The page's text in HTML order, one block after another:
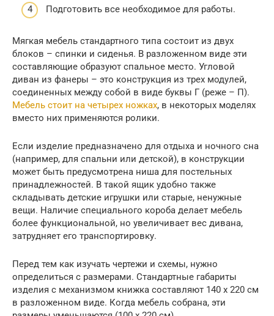
Подготовить все необходимое для работы.
Мягкая мебель стандартного типа состоит из двух
блоков – спинки и сиденья. В разложенном виде эти
составляющие образуют спальное место. Угловой
диван из фанеры – это конструкция из трех модулей,
соединенных между собой в виде буквы Г (реже – П).
Мебель стоит на четырех ножках, в некоторых моделях
вместо них применяются ролики.
Если изделие предназначено для отдыха и ночного сна
(например, для спальни или детской), в конструкции
может быть предусмотрена ниша для постельных
принадлежностей. В такой ящик удобно также
складывать детские игрушки или старые, ненужные
вещи. Наличие специального короба делает мебель
более функциональной, но увеличивает вес дивана,
затрудняет его транспортировку.
Перед тем как изучать чертежи и схемы, нужно
определиться с размерами. Стандартные габариты
изделия с механизмом книжка составляют 140 х 220 см
в разложенном виде. Когда мебель собрана, эти